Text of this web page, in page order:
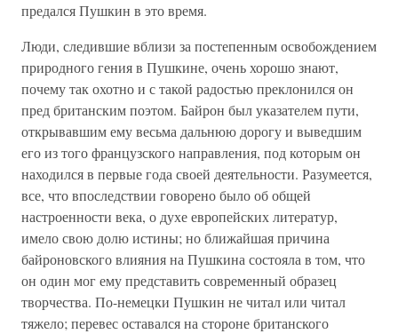
предался Пушкин в это время.
Люди, следившие вблизи за постепенным освобождением
природного гения в Пушкине, очень хорошо знают,
почему так охотно и с такой радостью преклонился он
пред британским поэтом. Байрон был указателем пути,
открывавшим ему весьма дальнюю дорогу и выведшим
его из того французского направления, под которым он
находился в первые года своей деятельности. Разумеется,
все, что впоследствии говорено было об общей
настроенности века, о духе европейских литератур,
имело свою долю истины; но ближайшая причина
байроновского влияния на Пушкина состояла в том, что
он один мог ему представить современный образец
творчества. По-немецки Пушкин не читал или читал
тяжело; перевес оставался на стороне британского